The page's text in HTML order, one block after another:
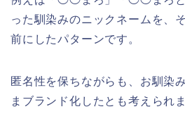
った馴染みのニックネームを、
前にしたパターンです。
匿名性を保ちながらも、お馴染
まブランド化したとも考えられま